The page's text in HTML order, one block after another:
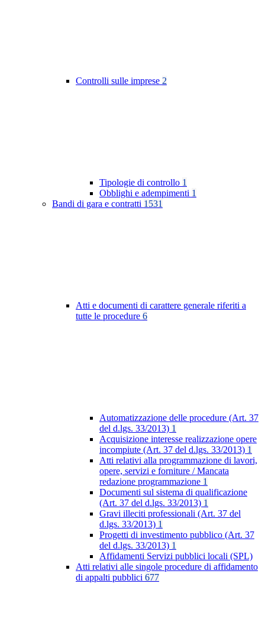
Controlli sulle imprese 2
Tipologie di controllo 1
Obblighi e adempimenti 1
Bandi di gara e contratti 1531
Atti e documenti di carattere generale riferiti a
tutte le procedure 6
Automatizzazione delle procedure (Art. 37
del d.lgs. 33/2013) 1
Acquisizione interesse realizzazione opere
incompiute (Art. 37 del d.lgs. 33/2013) 1
Atti relativi alla programmazione di lavori,
opere, servizi e forniture / Mancata
redazione programmazione 1
Documenti sul sistema di qualificazione
(Art. 37 del d.lgs. 33/2013) 1
Gravi illeciti professionali (Art. 37 del
d.lgs. 33/2013) 1
Progetti di investimento pubblico (Art. 37
del d.lgs. 33/2013) 1
Affidamenti Servizi pubblici locali (SPL)
Atti relativi alle singole procedure di affidamento
di appalti pubblici 677